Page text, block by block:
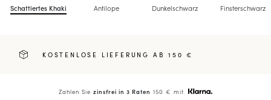
Schattiertes Khaki Antilope Dunkelschwarz Finsterschwarz
KOSTENLOSE LIEFERUNG AB 150 €
Zahlen Siezinsfrei in 3 Raten 150 € mit